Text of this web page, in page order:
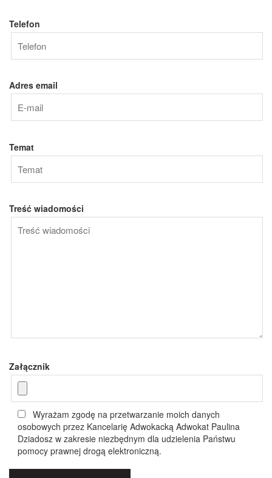
Telefon
Adres email
Temat
Treść wiadomości
Załącznik
Wyrażam zgodę na przetwarzanie moich danych
osobowych przez Kancelarię Adwokacką Adwokat Paulina
Dziadosz w zakresie niezbędnym dla udzielenia Państwu
pomocy prawnej drogą elektroniczną.